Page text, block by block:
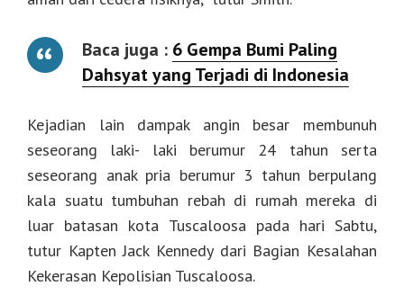
Baca juga : 6 Gempa Bumi Paling
Dahsyat yang Terjadi di Indonesia
Kejadian lain dampak angin besar membunuh
seseorang laki- laki berumur 24 tahun serta
seseorang anak pria berumur 3 tahun berpulang
kala suatu tumbuhan rebah di rumah mereka di
luar batasan kota Tuscaloosa pada hari Sabtu,
tutur Kapten Jack Kennedy dari Bagian Kesalahan
Kekerasan Kepolisian Tuscaloosa.